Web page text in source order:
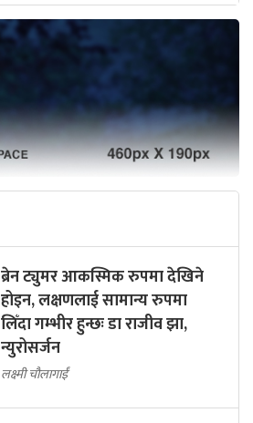
ब्रेन ट्युमर आकस्मिक रुपमा देखिने
होइन, लक्षणलाई सामान्य रुपमा
लिँदा गम्भीर हुन्छः डा राजीव झा,
न्युरोसर्जन
लक्ष्मी चौलागाईं